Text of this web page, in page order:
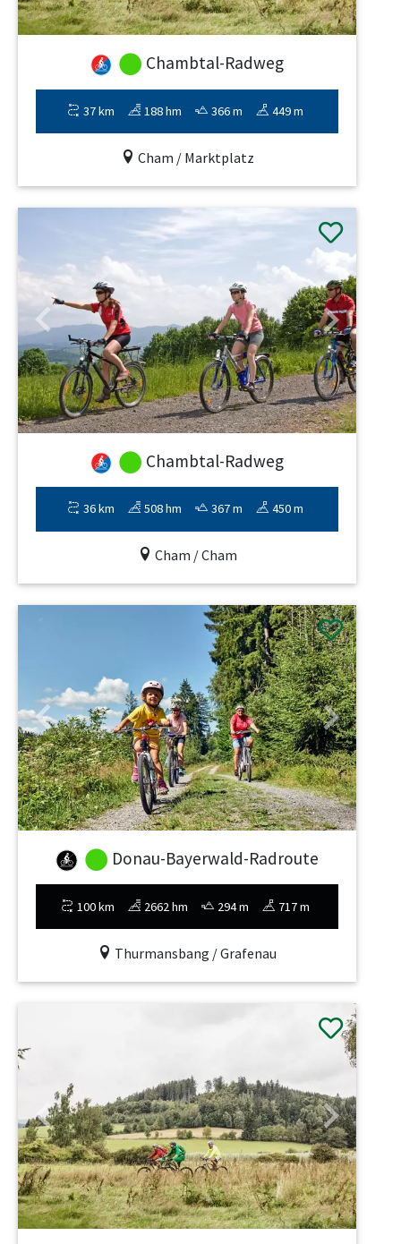
Chambtal-Radweg
37 km 188 hm 366 m 449 m
Cham / Marktplatz
Previous Next
Chambtal-Radweg
36 km 508 hm 367 m 450 m
Cham / Cham
Previous Next
Donau-Bayerwald-Radroute
100 km 2662 hm 294 m 717 m
Thurmansbang / Grafenau
Previous Next